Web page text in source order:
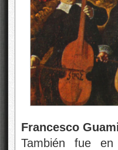
Francesco
También fue